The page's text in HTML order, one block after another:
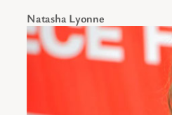
Natasha Lyonne